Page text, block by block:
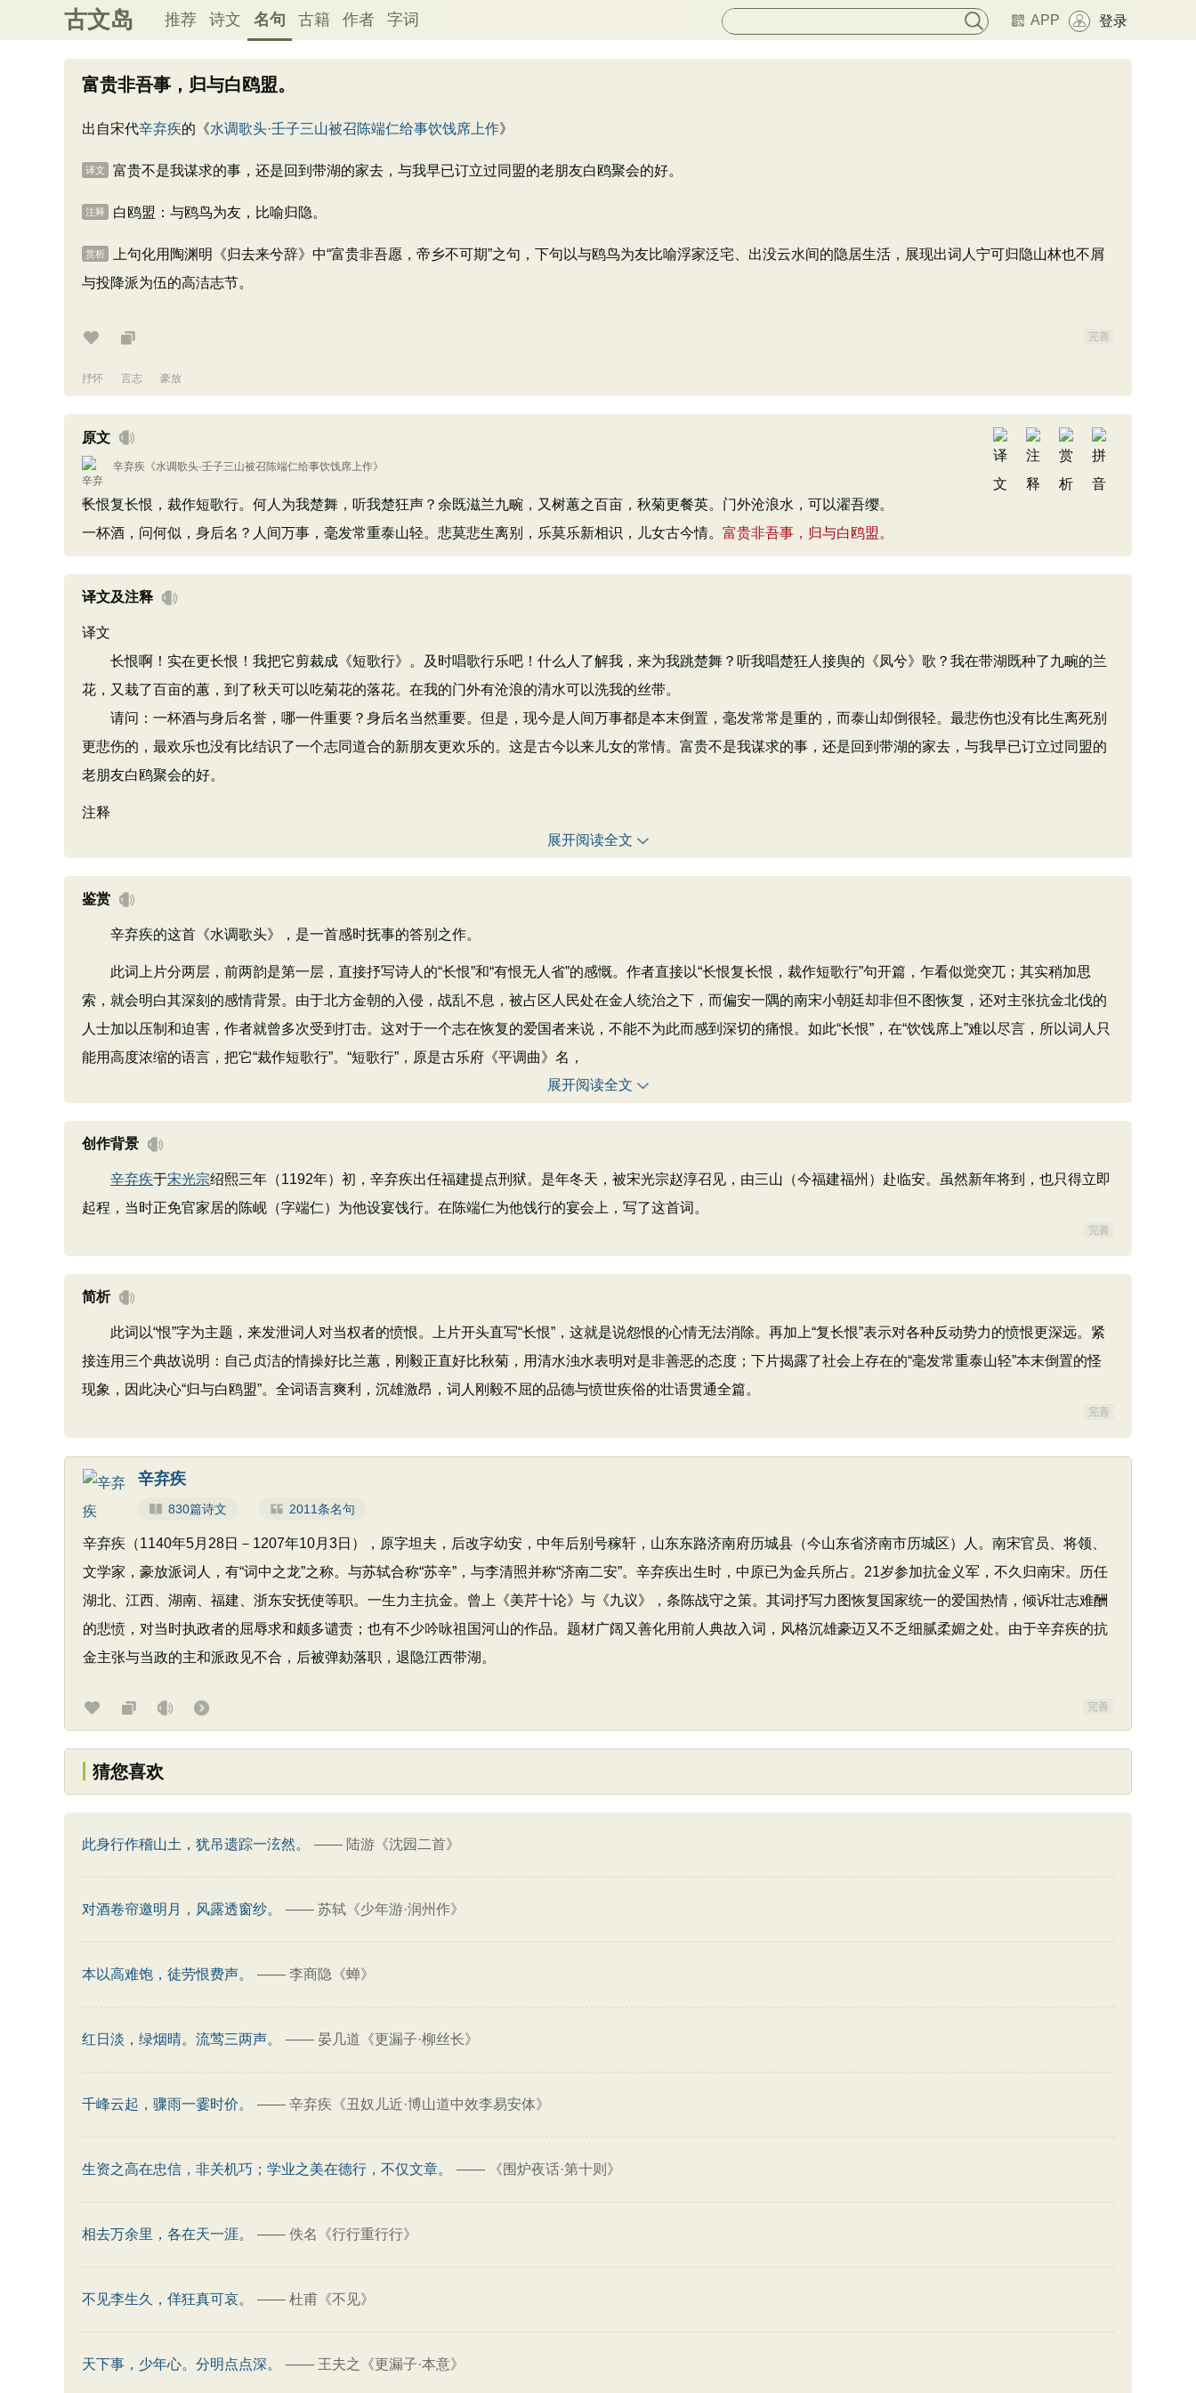
古文岛 推荐 诗文 名句 古籍 作者 字词 APP 登录
富贵非吾事，归与白鸥盟。
出自宋代辛弃疾的《水调歌头·壬子三山被召陈端仁给事饮饯席上作》
译文 富贵不是我谋求的事，还是回到带湖的家去，与我早已订立过同盟的老朋友白鸥聚会的好。
注释 白鸥盟：与鸥鸟为友，比喻归隐。
赏析
上句化用陶渊明《归去来兮辞》中“富贵非吾愿，帝乡不可期”之句，下句以与鸥鸟为友比喻浮家泛宅、出没云水间的隐居生活，展现出词人宁可归隐山林也不屑
与投降派为伍的高洁志节。
完善
抒怀 言志 豪放
原文
辛弃疾 《水调歌头·壬子三山被召陈端仁给事饮饯席上作》
长恨复长恨，裁作短歌行。何人为我楚舞，听我楚狂声？余既滋兰九畹，又树蕙之百亩，秋菊更餐英。门外沧浪水，可以濯吾缨。
一杯酒，问何似，身后名？人间万事，毫发常重泰山轻。悲莫悲生离别，乐莫乐新相识，儿女古今情。 富贵非吾事，归与白鸥盟。
译文及注释
译文
长恨啊！实在更长恨！我把它剪裁成《短歌行》。及时唱歌行乐吧！什么人了解我，来为我跳楚舞？听我唱楚狂人接舆的《凤兮》歌？我在带湖既种了九畹的兰
花，又栽了百亩的蕙，到了秋天可以吃菊花的落花。在我的门外有沧浪的清水可以洗我的丝带。
请问：一杯酒与身后名誉，哪一件重要？身后名当然重要。但是，现今是人间万事都是本末倒置，毫发常常是重的，而泰山却倒很轻。最悲伤也没有比生离死别
更悲伤的，最欢乐也没有比结识了一个志同道合的新朋友更欢乐的。这是古今以来儿女的常情。富贵不是我谋求的事，还是回到带湖的家去，与我早已订立过同盟的
老朋友白鸥聚会的好。
注释
展开阅读全文
鉴赏
辛弃疾的这首《水调歌头》，是一首感时抚事的答别之作。
此词上片分两层，前两韵是第一层，直接抒写诗人的“长恨”和“有恨无人省”的感慨。作者直接以“长恨复长恨，裁作短歌行”句开篇，乍看似觉突兀；其实稍加思
索，就会明白其深刻的感情背景。由于北方金朝的入侵，战乱不息，被占区人民处在金人统治之下，而偏安一隅的南宋小朝廷却非但不图恢复，还对主张抗金北伐的
人士加以压制和迫害，作者就曾多次受到打击。这对于一个志在恢复的爱国者来说，不能不为此而感到深切的痛恨。如此“长恨”，在“饮饯席上”难以尽言，所以词人只
能用高度浓缩的语言，把它“裁作短歌行”。“短歌行”，原是古乐府《平调曲》名，
展开阅读全文
创作背景
辛弃疾于宋光宗绍熙三年（1192年）初，辛弃疾出任福建提点刑狱。是年冬天，被宋光宗赵淳召见，由三山（今福建福州）赴临安。虽然新年将到，也只得立即
起程，当时正免官家居的陈岘（字端仁）为他设宴饯行。在陈端仁为他饯行的宴会上，写了这首词。
完善
简析
此词以“恨”字为主题，来发泄词人对当权者的愤恨。上片开头直写“长恨”，这就是说怨恨的心情无法消除。再加上“复长恨”表示对各种反动势力的愤恨更深远。紧
接连用三个典故说明：自己贞洁的情操好比兰蕙，刚毅正直好比秋菊，用清水浊水表明对是非善恶的态度；下片揭露了社会上存在的“毫发常重泰山轻”本末倒置的怪
现象，因此决心“归与白鸥盟”。全词语言爽利，沉雄激昂，词人刚毅不屈的品德与愤世疾俗的壮语贯通全篇。
完善
辛弃疾
830篇诗文 2011条名句
辛弃疾（1140年5月28日－1207年10月3日），原字坦夫，后改字幼安，中年后别号稼轩，山东东路济南府历城县（今山东省济南市历城区）人。南宋官员、将领、
文学家，豪放派词人，有“词中之龙”之称。与苏轼合称“苏辛”，与李清照并称“济南二安”。辛弃疾出生时，中原已为金兵所占。21岁参加抗金义军，不久归南宋。历任
湖北、江西、湖南、福建、浙东安抚使等职。一生力主抗金。曾上《美芹十论》与《九议》，条陈战守之策。其词抒写力图恢复国家统一的爱国热情，倾诉壮志难酬
的悲愤，对当时执政者的屈辱求和颇多谴责；也有不少吟咏祖国河山的作品。题材广阔又善化用前人典故入词，风格沉雄豪迈又不乏细腻柔媚之处。由于辛弃疾的抗
金主张与当政的主和派政见不合，后被弹劾落职，退隐江西带湖。
完善
猜您喜欢
此身行作稽山土，犹吊遗踪一泫然。 —— 陆游《沈园二首》
对酒卷帘邀明月，风露透窗纱。 —— 苏轼《少年游·润州作》
本以高难饱，徒劳恨费声。 —— 李商隐《蝉》
红日淡，绿烟晴。流莺三两声。 —— 晏几道《更漏子·柳丝长》
千峰云起，骤雨一霎时价。 —— 辛弃疾《丑奴儿近·博山道中效李易安体》
生资之高在忠信，非关机巧；学业之美在德行，不仅文章。 —— 《围炉夜话·第十则》
相去万余里，各在天一涯。 —— 佚名《行行重行行》
不见李生久，佯狂真可哀。 —— 杜甫《不见》
天下事，少年心。分明点点深。 —— 王夫之《更漏子·本意》